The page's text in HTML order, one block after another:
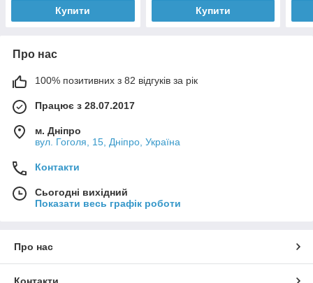
Купити Купити
Про нас
100% позитивних з 82 відгуків за рік
Працює з 28.07.2017
м. Дніпро
вул. Гоголя, 15, Дніпро, Україна
Контакти
Сьогодні вихідний
Показати весь графік роботи
Про нас